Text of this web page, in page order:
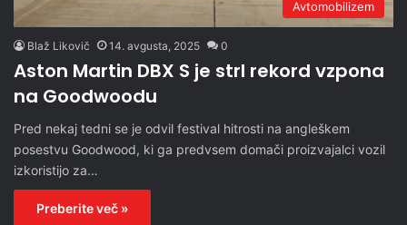
Avtomobilizem
Blaž Likovič 14. avgusta, 2025 0
Aston Martin DBX S je strl rekord vzpona
na Goodwoodu
Pred nekaj tedni se je odvil festival hitrosti na angleškem
posestvu Goodwood, ki ga predvsem domači proizvajalci vozil
izkoristijo za…
Preberite več »